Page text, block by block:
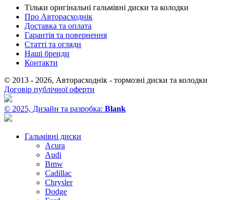
Тільки оригінальні гальмівні диски та колодки
Про Авторасходнік
Доставка та оплата
Гарантія та повернення
Статті та огляди
Наші бренди
Контакти
© 2013 - 2026, Авторасходнік - тормозні диски та колодки
Договір публічної оферти
© 2025, Дизайн та разробка: Blank
Гальмівні диски
Acura
Audi
Bmw
Cadillac
Chrysler
Dodge